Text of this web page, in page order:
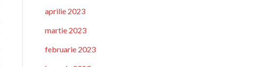
aprilie 2023
martie 2023
februarie 2023